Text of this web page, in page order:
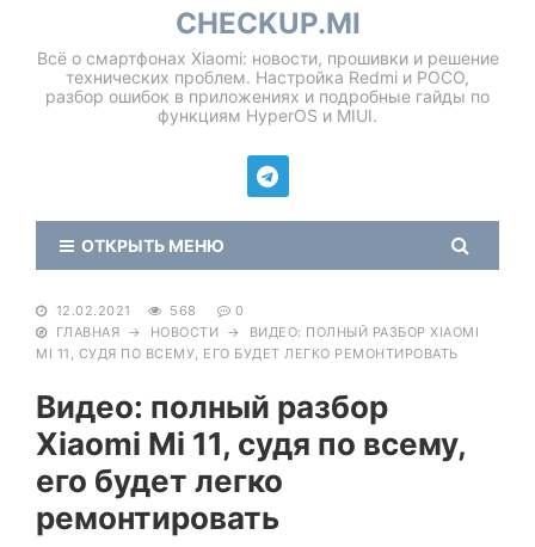
CHECKUP.MI
Всё о смартфонах Xiaomi: новости, прошивки и решение
технических проблем. Настройка Redmi и POCO,
разбор ошибок в приложениях и подробные гайды по
функциям HyperOS и MIUI.
ОТКРЫТЬ МЕНЮ
12.02.2021 568
0
ГЛАВНАЯ → НОВОСТИ →
ВИДЕО: ПОЛНЫЙ РАЗБОР XIAOMI
MI 11, СУДЯ ПО ВСЕМУ, ЕГО БУДЕТ ЛЕГКО РЕМОНТИРОВАТЬ
Видео: полный разбор
Xiaomi Mi 11, судя по всему,
его будет легко
ремонтировать